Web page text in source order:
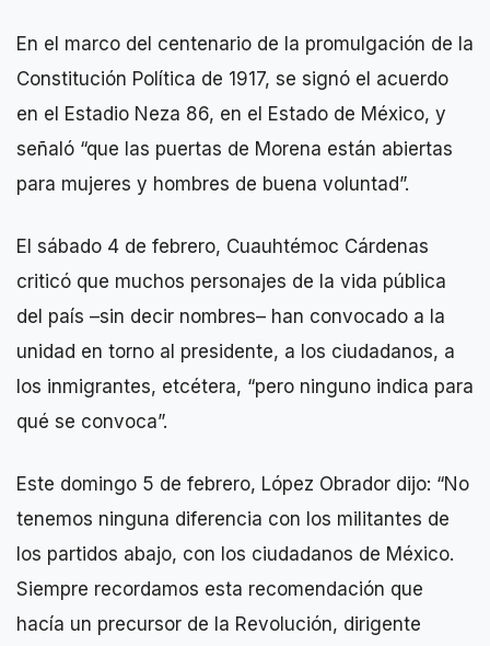
En el marco del centenario de la promulgación de la
Constitución Política de 1917, se signó el acuerdo
en el Estadio Neza 86, en el Estado de México, y
señaló “que las puertas de Morena están abiertas
para mujeres y hombres de buena voluntad”.
El sábado 4 de febrero, Cuauhtémoc Cárdenas
criticó que muchos personajes de la vida pública
del país –sin decir nombres– han convocado a la
unidad en torno al presidente, a los ciudadanos, a
los inmigrantes, etcétera, “pero ninguno indica para
qué se convoca”.
Este domingo 5 de febrero, López Obrador dijo: “No
tenemos ninguna diferencia con los militantes de
los partidos abajo, con los ciudadanos de México.
Siempre recordamos esta recomendación que
hacía un precursor de la Revolución, dirigente